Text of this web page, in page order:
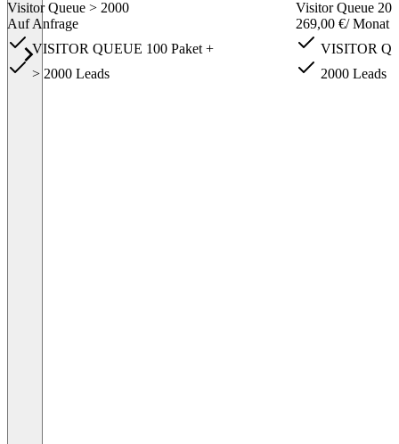
Visitor Queue > 2000
Auf Anfrage
VISITOR QUEUE 100 Paket +
> 2000 Leads
Visitor Queue
269,00 €/ Monat
VISITOR
2000 Leads